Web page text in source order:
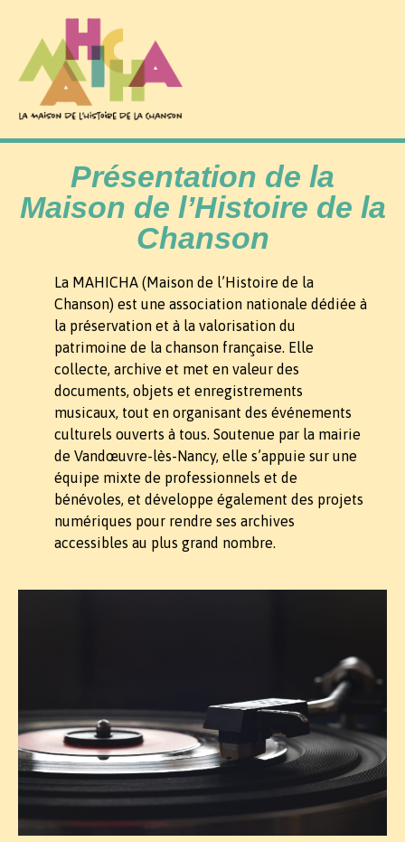
Présentation de la
Maison de l’Histoire de la
Chanson
La MAHICHA (Maison de l’Histoire de la
Chanson) est une association nationale dédiée à
la préservation et à la valorisation du
patrimoine de la chanson française. Elle
collecte, archive et met en valeur des
documents, objets et enregistrements
musicaux, tout en organisant des événements
culturels ouverts à tous. Soutenue par la mairie
de Vandœuvre-lès-Nancy, elle s’appuie sur une
équipe mixte de professionnels et de
bénévoles, et développe également des projets
numériques pour rendre ses archives
accessibles au plus grand nombre.